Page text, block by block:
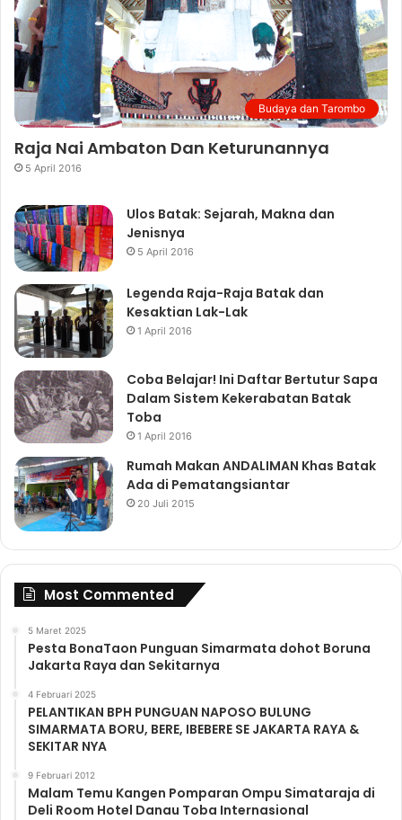
Budaya dan Tarombo
Raja Nai Ambaton Dan Keturunannya
5 April 2016
Ulos Batak: Sejarah, Makna dan
Jenisnya
5 April 2016
Legenda Raja-Raja Batak dan
Kesaktian Lak-Lak
1 April 2016
Coba Belajar! Ini Daftar Bertutur Sapa
Dalam Sistem Kekerabatan Batak
Toba
1 April 2016
Rumah Makan ANDALIMAN Khas Batak
Ada di Pematangsiantar
20 Juli 2015
Most Commented
5 Maret 2025
Pesta BonaTaon Punguan Simarmata dohot Boruna
Jakarta Raya dan Sekitarnya
4 Februari 2025
PELANTIKAN BPH PUNGUAN NAPOSO BULUNG
SIMARMATA BORU, BERE, IBEBERE SE JAKARTA RAYA &
SEKITAR NYA
9 Februari 2012
Malam Temu Kangen Pomparan Ompu Simataraja di
Deli Room Hotel Danau Toba Internasional